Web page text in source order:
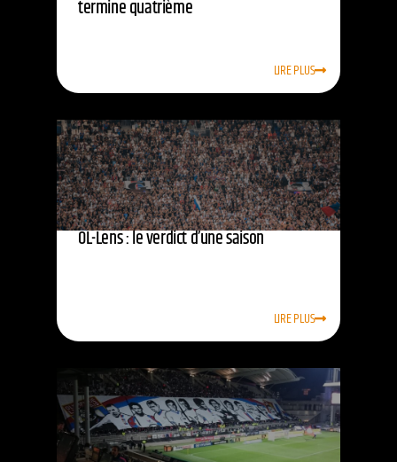
termine quatrième
LIRE PLUS
OL-Lens : le verdict d’une saison
LIRE PLUS